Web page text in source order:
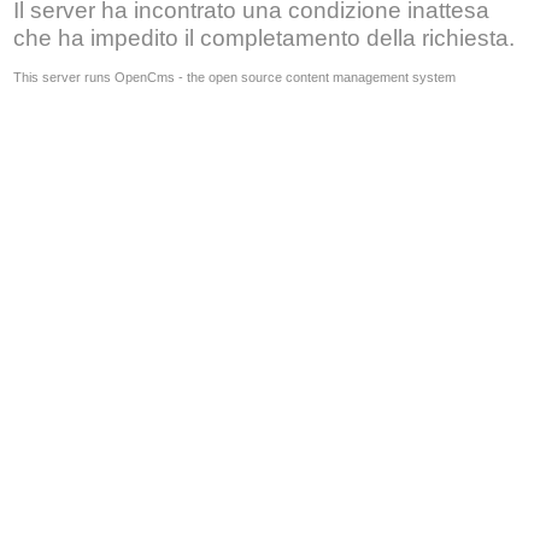
Il server ha incontrato una condizione inattesa
che ha impedito il completamento della richiesta.
This server runs OpenCms - the open source content management system